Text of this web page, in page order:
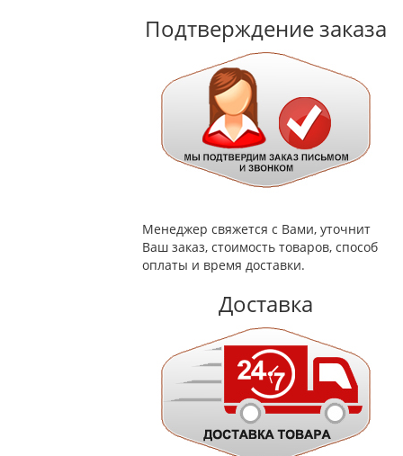
Подтверждение заказа
Менеджер свяжется с Вами, уточнит
Ваш заказ, стоимость товаров, способ
оплаты и время доставки.
Доставка